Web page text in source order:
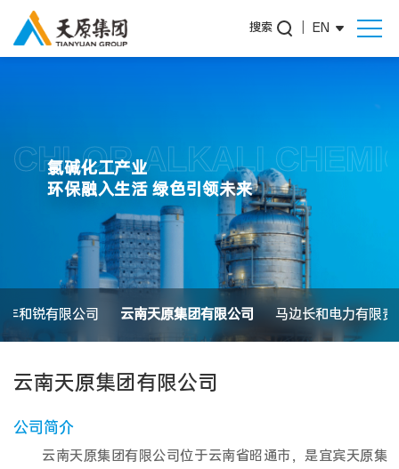
搜索 EN
CHLOR ALKALI
氯碱化工产业
环保融入生活 绿色引领未来
丰和锐有限公司 云南天原集团有限公司 马边长和电力有限责
云南天原集团有限公司
公司简介
云南天原集团有限公司位于云南省昭通市，是宜宾天原集